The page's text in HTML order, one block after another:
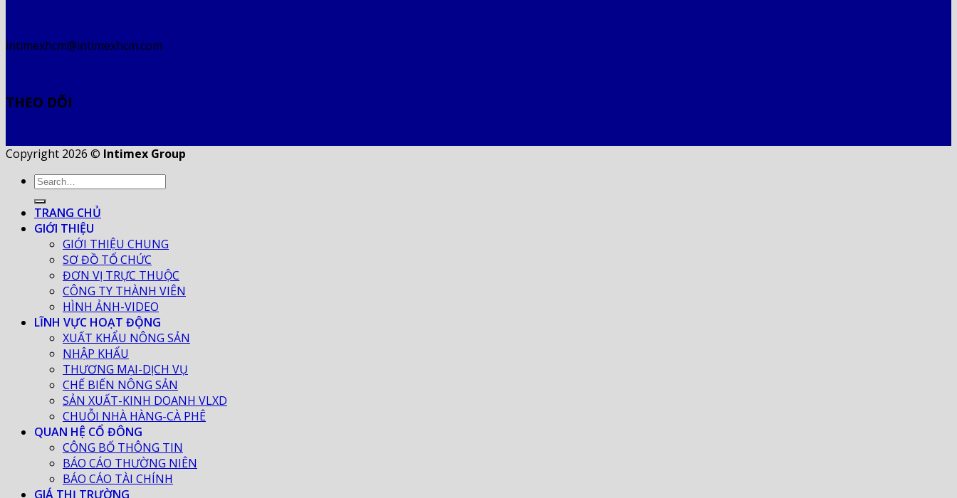
intimexhcm@intimexhcm.com
THEO DÕI
Copyright 2026 © Intimex Group
TRANG CHỦ
GIỚI THIỆU
GIỚI THIỆU CHUNG
SƠ ĐỒ TỔ CHỨC
ĐƠN VỊ TRỰC THUỘC
CÔNG TY THÀNH VIÊN
HÌNH ẢNH-VIDEO
LĨNH VỰC HOẠT ĐỘNG
XUẤT KHẨU NÔNG SẢN
NHẬP KHẨU
THƯƠNG MẠI-DỊCH VỤ
CHẾ BIẾN NÔNG SẢN
SẢN XUẤT-KINH DOANH VLXD
CHUỖI NHÀ HÀNG-CÀ PHÊ
QUAN HỆ CỔ ĐÔNG
CÔNG BỐ THÔNG TIN
BÁO CÁO THƯỜNG NIÊN
BÁO CÁO TÀI CHÍNH
GIÁ THỊ TRƯỜNG